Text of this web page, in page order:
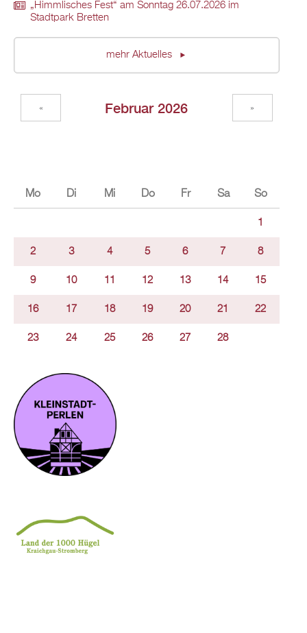
„Himmlisches Fest“ am Sonntag 26.07.2026 im
Stadtpark Bretten
mehr Aktuelles
Februar 2026
« »
Mo Di Mi Do Fr Sa So
1
2 3 4 5 6 7 8
9 10 11 12 13 14 15
16 17 18 19 20 21 22
23 24 25 26 27 28